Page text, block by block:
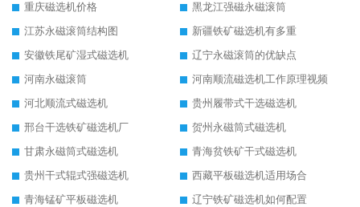
重庆磁选机价格
黑龙江强磁永磁滚筒
江苏永磁滚筒结构图
新疆铁矿磁选机有多重
安徽铁尾矿湿式磁选机
辽宁永磁滚筒的优缺点
河南永磁滚筒
河南顺流磁选机工作原理视频
河北顺流式磁选机
贵州履带式干选磁选机
邢台干选铁矿磁选机厂
贺州永磁筒式磁选机
甘肃永磁筒式磁选机
青海贫铁矿干式磁选机
贵州干式辊式强磁选机
西藏平板磁选机适用场合
青海锰矿平板磁选机
辽宁铁矿磁选机如何配置